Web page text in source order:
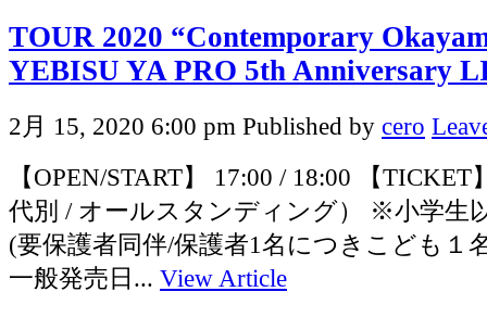
TOUR 2020 “Contemporary
YEBISU YA PRO 5th Anniversary
2月 15, 2020 6:00 pm Published by cero
【OPEN/START】 17:00 / 18:00 【
代別 / オールスタンディング） ※小学生
(要保護者同伴/保護者1名につきこども１
一般発売日... View Article